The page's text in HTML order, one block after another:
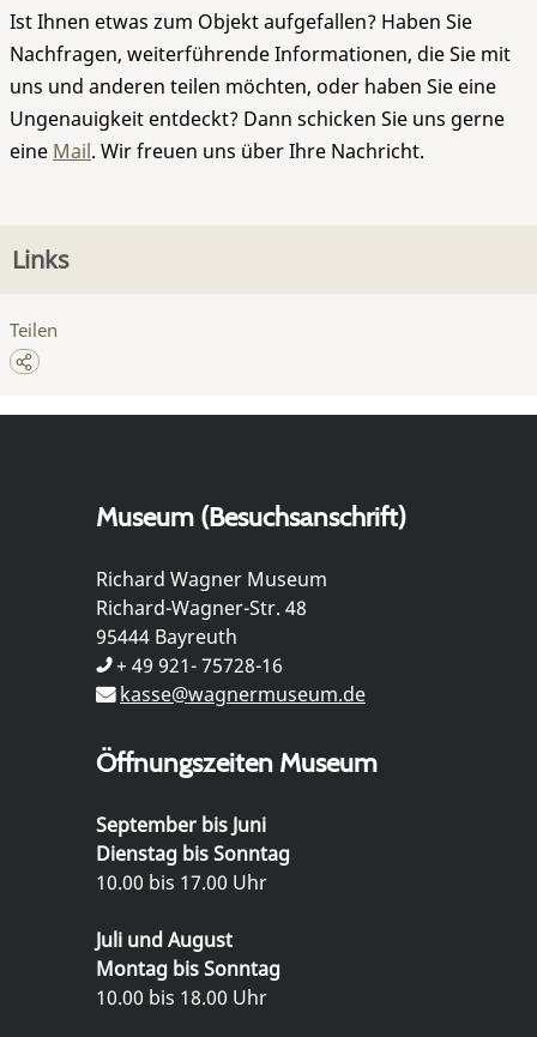
Ist Ihnen etwas zum Objekt aufgefallen? Haben Sie
Nachfragen, weiterführende Informationen, die Sie mit
uns und anderen teilen möchten, oder haben Sie eine
Ungenauigkeit entdeckt? Dann schicken Sie uns gerne
eine Mail. Wir freuen uns über Ihre Nachricht.
Links
Teilen
Museum (Besuchsanschrift)
Richard Wagner Museum
Richard-Wagner-Str. 48
95444 Bayreuth
+ 49 921- 75728-16
kasse@wagnermuseum.de
Öffnungszeiten Museum
September bis Juni
Dienstag bis Sonntag
10.00 bis 17.00 Uhr
Juli und August
Montag bis Sonntag
10.00 bis 18.00 Uhr